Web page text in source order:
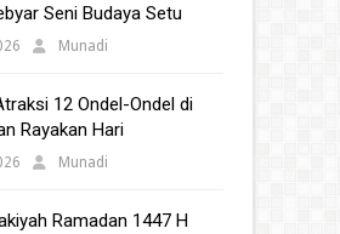
Seni Budaya Setu
Munadi
12 Ondel-Ondel di
Rayakan Hari
2025
Munadi
Ramadan 1447 H